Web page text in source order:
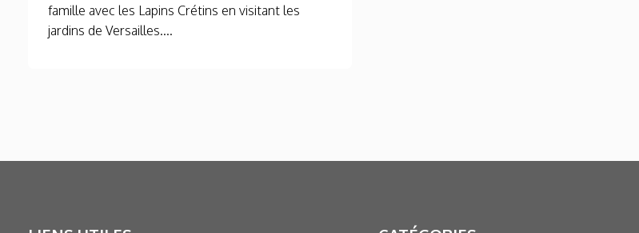
famille avec les Lapins Crétins en visitant les
jardins de Versailles....